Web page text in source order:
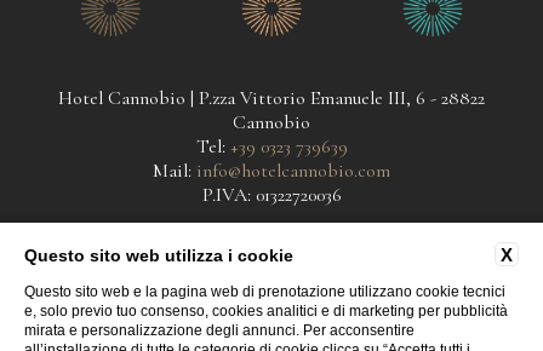
Hotel Cannobio | P.zza Vittorio Emanuele III, 6 - 28822
Cannobio
Tel: +39 0323 739639
Mail: info@hotelcannobio.com
P.IVA: 01322720036
contatti privacy
dati societari
accessibilità
X
Questo sito web utilizza i cookie
Questo sito web e la pagina web di prenotazione utilizzano cookie tecnici
e, solo previo tuo consenso, cookies analitici e di marketing per pubblicità
mirata e personalizzazione degli annunci. Per acconsentire